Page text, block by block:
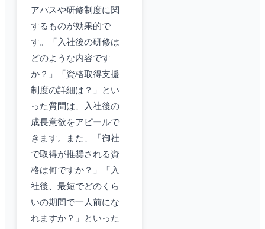
アパスや研修制度に関
するものが効果的で
す。「入社後の研修は
どのような内容です
か？」「資格取得支援
制度の詳細は？」とい
った質問は、入社後の
成長意欲をアピールで
きます。また、「御社
で取得が推奨される資
格は何ですか？」「入
社後、最短でどのくら
いの期間で一人前にな
れますか？」といった